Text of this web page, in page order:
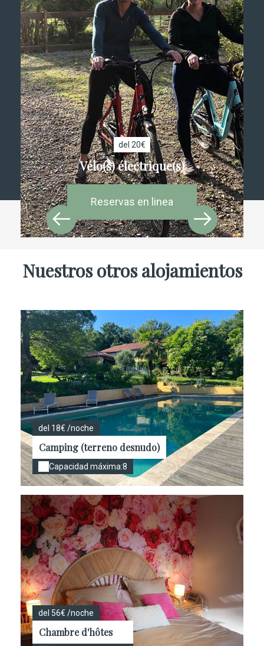
del 20€
Vélo(s) électrique(s)
Reservas en linea
Nuestros otros alojamientos
del 18€ /noche
Camping (terreno desnudo)
Capacidad máxima:8
del 56€ /noche
Chambre d'hôtes